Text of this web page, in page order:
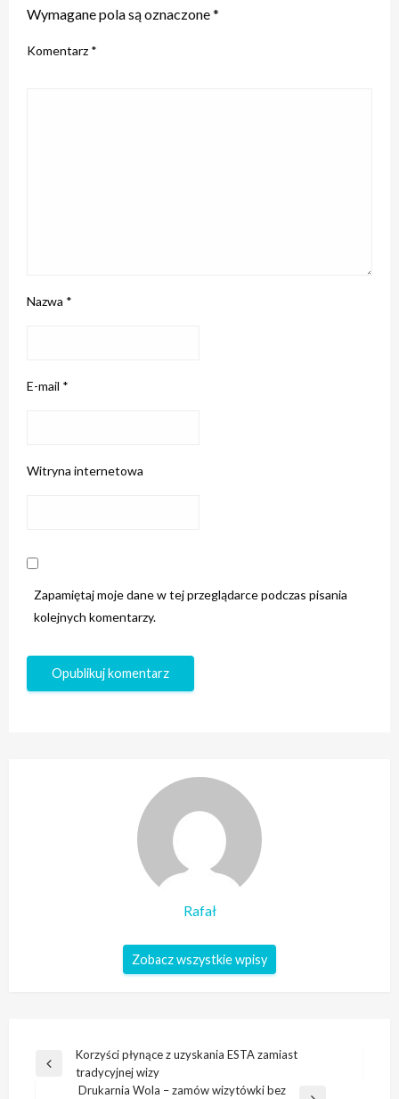
Wymagane pola są oznaczone*
Komentarz *
Nazwa *
E-mail *
Witryna internetowa
Zapamiętaj moje dane w tej przeglądarce podczas pisania
kolejnych komentarzy.
Rafał
Zobacz wszystkie wpisy
Nawigacja
wpisu
Poprzedni
Korzyści płynące z uzyskania ESTA zamiast
tradycyjnej wizy
Drukarnia Wola – zamów wizytówki bez